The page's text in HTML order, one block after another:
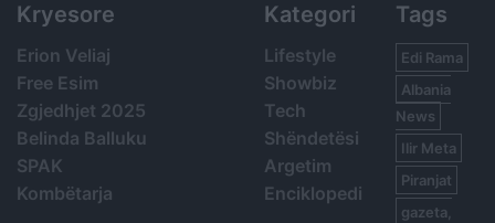
Kryesore
Erion Veliaj
Free Esim
Zgjedhjet 2025
Belinda Balluku
SPAK
Kombëtarja
Kategori
Lifestyle
Showbiz
Tech
Shëndetësi
Argetim
Enciklopedi
Tags
Edi Rama
Albania
News
Ilir Meta
Piranjat
gazeta,